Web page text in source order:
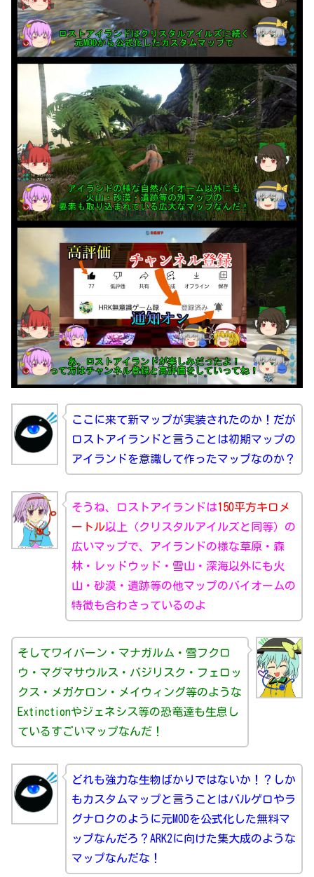
ここに来て新マップが実装されたのか！だが
ロストアイランドと言うことは初期マップの
アイランドを意識して作ったマップなのか？
そうね、ロストアイランドは150平方キロメ
ートル以上（クリスタルアイルズと同等）の
広いマップで、アイランドの様な草原・森
林・レッドウッド・雪山・深海以外にも火
山・砂漠・遺跡等の他マップのバイオームの
特徴も合わさっているのよ
そしてワイバーン・マナガルム・雪フクロ
ウ・マグマサウルス・バジリスク・フェロッ
クス・メガケロン・メイウィング等のような
Extinctionやジェネシス等の恐竜達も生息し
ているすごいマップなんだ！
どれも強力な生物ばかりではないか！？しか
もカスタムマップと言うことはバルゲロやラ
グナロクのように元MODを公式化した無料マ
ップなんだろ？ARK2に向けた集大成のような
マップなんだな！